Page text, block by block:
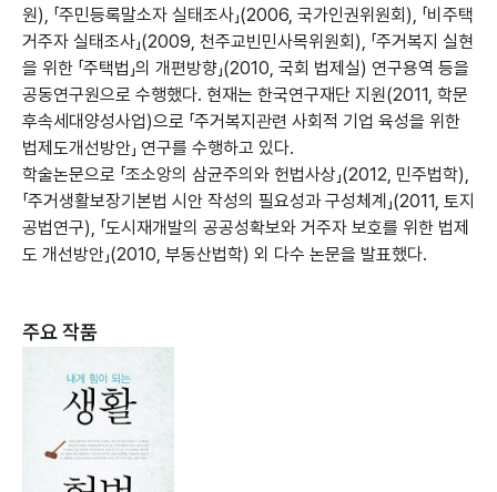
원), 「주민등록말소자 실태조사」(2006, 국가인권위원회), 「비주택
거주자 실태조사」(2009, 천주교빈민사목위원회), 「주거복지 실현
을 위한 「주택법」의 개편방향」(2010, 국회 법제실) 연구용역 등을
공동연구원으로 수행했다. 현재는 한국연구재단 지원(2011, 학문
후속세대양성사업)으로 「주거복지관련 사회적 기업 육성을 위한
법제도개선방안」 연구를 수행하고 있다.
학술논문으로 「조소앙의 삼균주의와 헌법사상」(2012, 민주법학),
「주거생활보장기본법 시안 작성의 필요성과 구성체계」(2011, 토지
공법연구), 「도시재개발의 공공성확보와 거주자 보호를 위한 법제
도 개선방안」(2010, 부동산법학) 외 다수 논문을 발표했다.
주요 작품